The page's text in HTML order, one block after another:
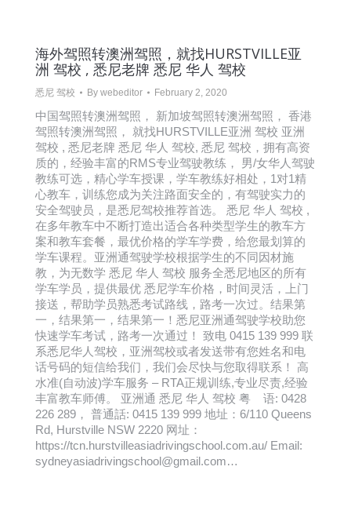
海外驾照转澳洲驾照，就找HURSTVILLE亚
洲 驾校 , 悉尼老牌 悉尼 华人 驾校
悉尼 驾校 By webeditor February 2, 2020
中国驾照转澳洲驾照， 新加坡驾照转澳洲驾照， 香港
驾照转澳洲驾照， 就找HURSTVILLE亚洲 驾校 亚洲
驾校 , 悉尼老牌 悉尼 华人 驾校, 悉尼 驾校，拥有高资
质的，经验丰富的RMS专业驾驶教练， 男/女华人驾驶
教练可选，精心学车授课，学车教练好相处，1对1精
心教车，训练您成为关注路面安全的，有驾驶实力的
安全驾驶员，是悉尼驾校推荐首选。 悉尼 华人 驾校 ,
在多年教车中不断打造出适合各种类型学生的教车方
案和教车套餐，最优价格的学车学费，给您最划算的
学车课程。亚洲通驾驶学校根据学生的不同因材施
教，为无数学 悉尼 华人 驾校 服务全悉尼地区的所有
学车学员，提供最优 悉尼学车价格，时间灵活，上门
接送，帮助学员熟悉考试路线，路考一次过。结果第
一，结果第一，结果第一！悉尼亚洲通驾驶学校助您
快速学车考试，路考一次通过！ 致电 0415 139 999 联
系悉尼华人驾校，亚洲驾校或者发送带有您姓名和电
话号码的短信给我们，我们会尽快与您取得联系！ 高
水准(自动波)学车服务 – RTA正规训练,专业尽责,经验
丰富教车师傅。 亚洲通 悉尼 华人 驾校 粤 语: 0428
226 289， 普通話: 0415 139 999 地址：6/110 Queens
Rd, Hurstville NSW 2220 网址：
https://tcn.hurstvilleasiadrivingschool.com.au/ Email:
sydneyasiadrivingschool@gmail.com…